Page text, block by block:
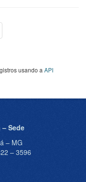
usando a API
Sede
– MG
– 3596